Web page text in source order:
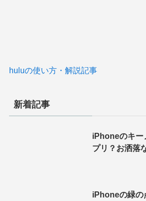
huluの使い方・解説記事
新着記事
iPhoneのキー
プリ？お洒落
iPhoneの緑の